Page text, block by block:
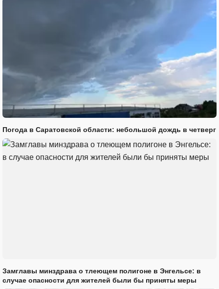
Погода в Саратовской области: небольшой дождь в четверг
Замглавы минздрава о тлеющем полигоне в Энгельсе: в
случае опасности для жителей были бы приняты меры